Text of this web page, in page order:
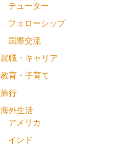
テューター
フェローシップ
国際交流
就職・キャリア
教育・子育て
旅行
海外生活
アメリカ
インド